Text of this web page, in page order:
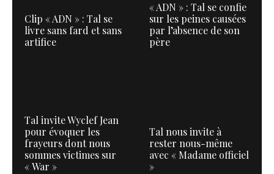
Clip « ADN » : Tal se
livre sans fard et sans
artifice
« ADN » : Tal se confie
sur les peines causées
par l’absence de son
père
Tal invite Wyclef Jean
pour évoquer les
frayeurs dont nous
sommes victimes sur
« War »
Tal nous invite à
rester nous-même
avec « Madame officiel
»